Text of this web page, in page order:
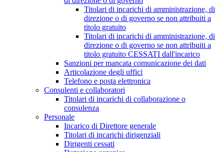
Titolari di incarichi di amministrazione, di
direzione o di governo se non attribuiti a
titolo gratuito
Titolari di incarichi di amministrazione, di
direzione o di governo se non attribuiti a
titolo gratuito CESSATI dall'incarico
Sanzioni per mancata comunicazione dei dati
Articolazione degli uffici
Telefono e posta elettronica
Consulenti e collaboratori
Titolari di incarichi di collaborazione o
consulenza
Personale
Incarico di Direttore generale
Titolari di incarichi dirigenziali
Dirigenti cessati